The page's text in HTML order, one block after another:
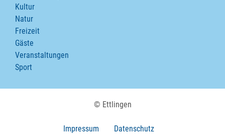
Kultur
Natur
Freizeit
Gäste
Veranstaltungen
Sport
© Ettlingen
Impressum
Datenschutz